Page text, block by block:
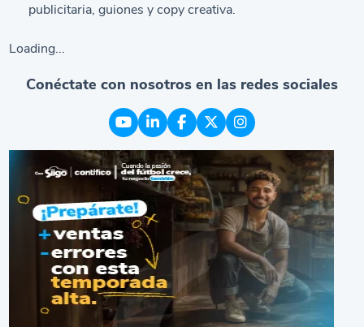
publicitaria, guiones y copy creativa.
Loading...
Conéctate con nosotros en las redes sociales